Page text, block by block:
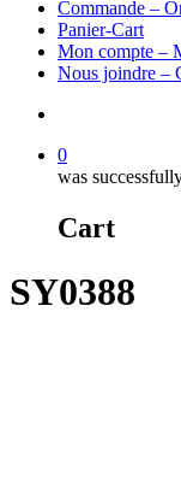
Commande –
Panier-Cart
Mon compte –
Nous joindre –
0
was
Cart
SY0388